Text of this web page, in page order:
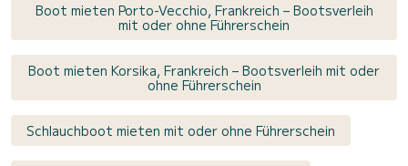
Boot mieten Porto-Vecchio, Frankreich – Bootsverleih
mit oder ohne Führerschein
Boot mieten Korsika, Frankreich – Bootsverleih mit oder
ohne Führerschein
Schlauchboot mieten mit oder ohne Führerschein